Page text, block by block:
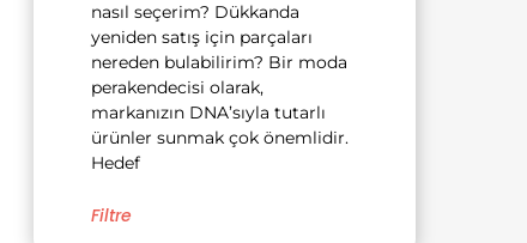
nasıl seçerim? Dükkanda
yeniden satış için parçaları
nereden bulabilirim? Bir moda
perakendecisi olarak,
markanızın DNA’sıyla tutarlı
ürünler sunmak çok önemlidir.
Hedef
Filtre